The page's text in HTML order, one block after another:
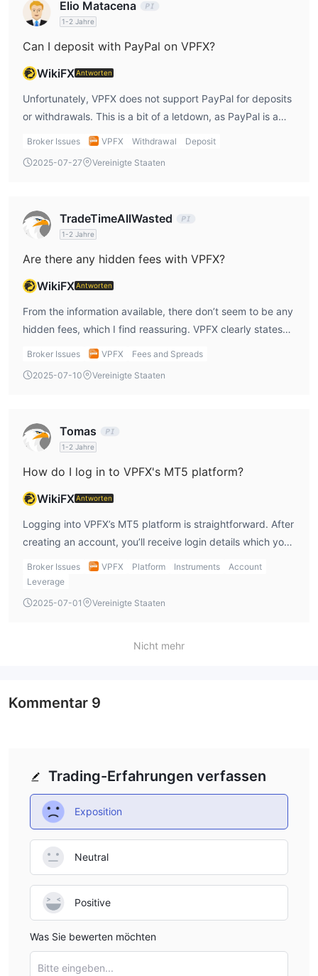
Elio Matacena
1-2 Jahre
Can I deposit with PayPal on VPFX?
WikiFXAntworten
Unfortunately, VPFX does not support PayPal for deposits
or withdrawals. This is a bit of a letdown, as PayPal is a
convenient payment method with strong buyer protection.
Mastercard, and Skrill, which I think are fine alternatives
Broker Issues VPFX Withdrawal
Deposit
2025-07-27
Vereinigte Staaten
TradeTimeAllWasted
1-2 Jahre
Are there any hidden fees with VPFX?
WikiFXAntworten
From the information available, there don’t seem to be any
hidden fees, which I find reassuring. VPFX clearly states
that there are no deposit or withdrawal fees, and their
an eye on any additional charges for specific payment
Broker Issues VPFX
Fees and Spreads
2025-07-10
Vereinigte Staaten
Tomas
1-2 Jahre
How do I log in to VPFX's MT5 platform?
WikiFXAntworten
Logging into VPFX’s MT5 platform is straightforward. After
creating an account, you’ll receive login details which you
can use to access the platform on your desktop or mobile
device. I appreciate the accessibility of MT5 across
multiple devices, as it gives me flexibility to trade
Broker Issues VPFX Platform Instruments
Account
Leverage
2025-07-01
Vereinigte Staaten
Nicht mehr
Trading-Erfahrungen verfassen
Exposition
Neutral
Positive
Was Sie bewerten möchten
Bitte eingeben...
Kommentar 9